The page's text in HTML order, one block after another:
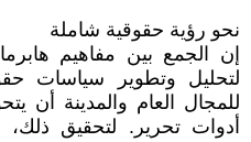
نحو رؤية حقوقية شاملة
إن الجمع بين مفاهيم
لتحليل وتطوير سياسات
للمجال العام والمدينة أن
أدوات تحرير. لتحقيق